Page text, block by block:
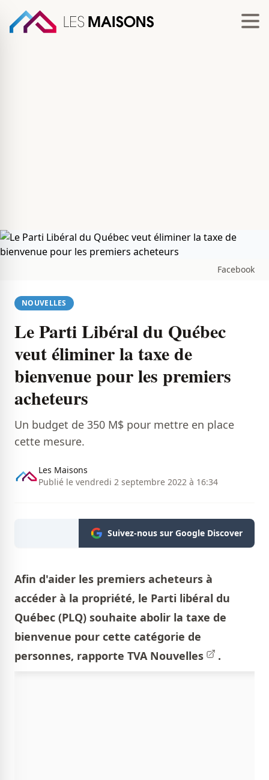
Facebook
NOUVELLES
Le Parti Libéral du Québec
veut éliminer la taxe de
bienvenue pour les premiers
acheteurs
Un budget de 350 M$ pour mettre en place
cette mesure.
Les Maisons
Publié le vendredi 2 septembre 2022 à 16:34
Suivez-nous sur Google Discover
Afin d'aider les premiers acheteurs à
accéder à la propriété, le Parti libéral du
Québec (PLQ) souhaite abolir la taxe de
bienvenue pour cette catégorie de
personnes, rapporte TVA Nouvelles .